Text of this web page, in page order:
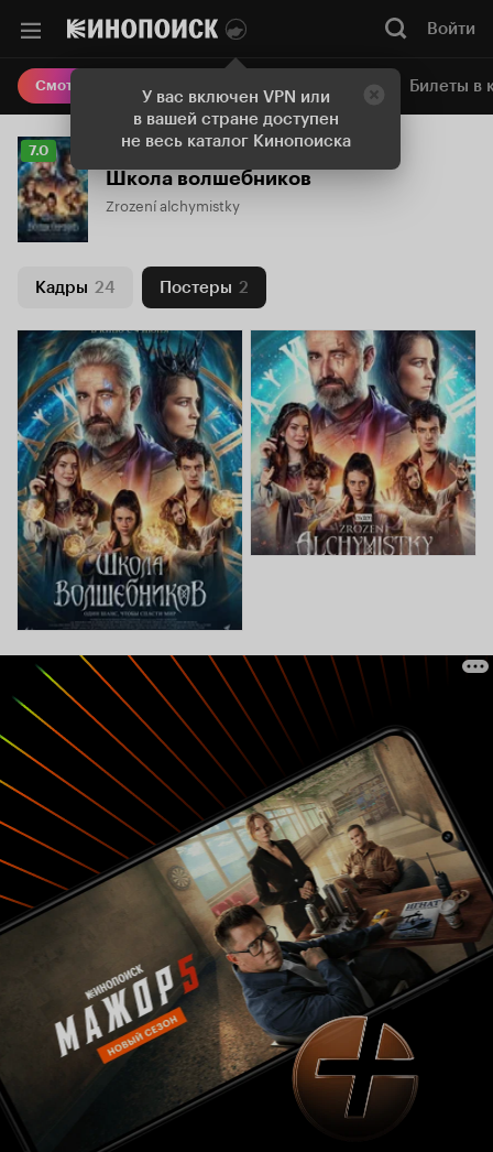
У вас включен VPN или
в вашей стране доступен
не весь каталог Кинопоиска
Войти
Смотреть кино Онлайн-кинотеатр Билеты в
Рейтинг
Кинопоиска
7.0
7.0
Школа волшебников
Zrození alchymistky
Кадры 24 Постеры 2